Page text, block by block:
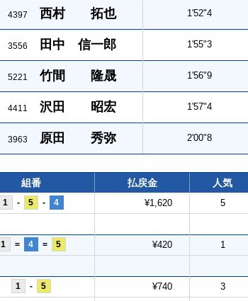
4397 西村 拓也 1'52"4
3556 田中 信一郎 1'55"3
5221 竹間 隆晟 1'56"9
4411 沢田 昭宏 1'57"4
3963 原田 秀弥 2'00"8
組番 払戻金 人気
1 - 5 - 4 ¥1,620 5
1 = 4 = 5 ¥420 1
1 - 5 ¥740 3